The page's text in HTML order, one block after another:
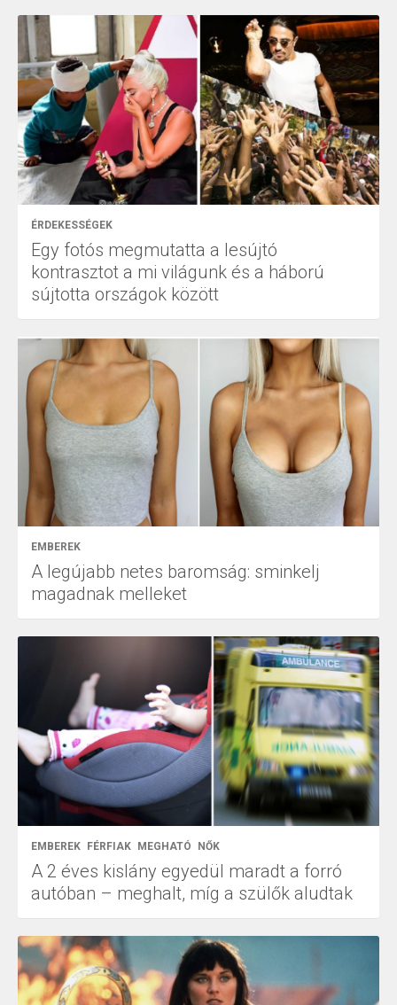
ÉRDEKESSÉGEK
Egy fotós megmutatta a lesújtó
kontrasztot a mi világunk és a háború
sújtotta országok között
EMBEREK
A legújabb netes baromság: sminkelj
magadnak melleket
EMBEREK FÉRFIAK MEGHATÓ NŐK
A 2 éves kislány egyedül maradt a forró
autóban – meghalt, míg a szülők aludtak